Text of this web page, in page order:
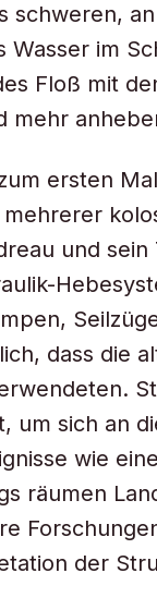
schweren,
Wasser im
Floß mit
mehr
ersten
und
dass die
um sich an
wie
räumen
der